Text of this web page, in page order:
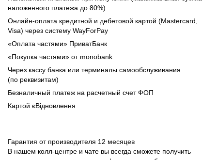
наложенного платежа до 80%)
Онлайн-оплата кредитной и дебетовой картой (Mastercard,
Visa) через систему WayForPay
«Оплата частями» ПриватБанк
«Покупка частями» от monobank
Через кассу банка или терминалы самообслуживания
(по реквизитам)
Безналичный платеж на расчетный счет ФОП
Картой єВідновлення
Гарантия от производителя 12 месяцев
В нашем колл-центре и чате вы всегда сможете получить